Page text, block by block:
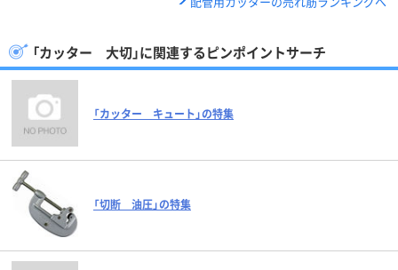
「カッター 大切」に関連するピンポイントサーチ
「カッター キュート」の特集
「切断 油圧」の特集